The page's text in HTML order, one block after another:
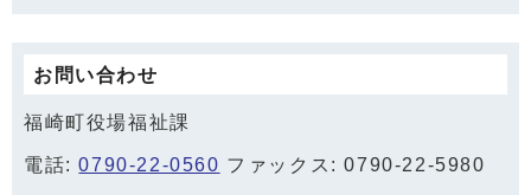
お問い合わせ
福崎町役場福祉課
電話:0790-22-0560 ファックス: 0790-22-5980